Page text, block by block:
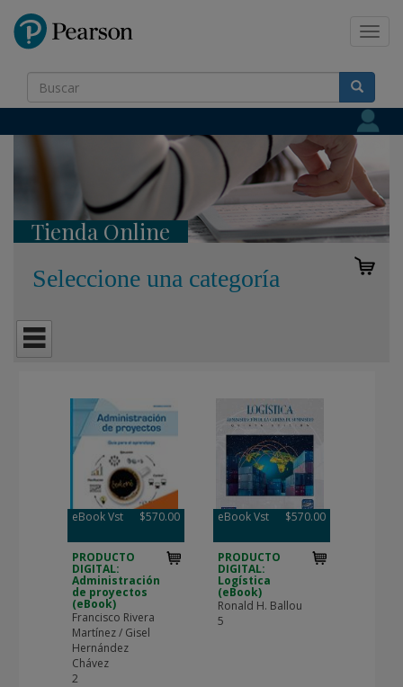
Tienda Online
Seleccione una categoría
eBook Vst $570.00
PRODUCTO
DIGITAL:
Administración
de proyectos
(eBook)
Francisco Rivera
Martínez / Gisel
Hernández
Chávez
2
eBook Vst $570.00
PRODUCTO
DIGITAL:
Logística
(eBook)
Ronald H. Ballou
5